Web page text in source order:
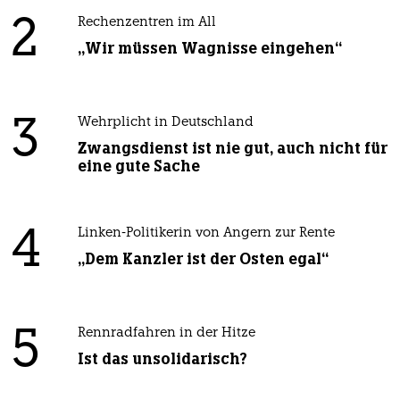
2 Rechenzentren im All
„Wir müssen Wagnisse eingehen“
3 Wehrplicht in Deutschland
Zwangsdienst ist nie gut, auch nicht für
eine gute Sache
4 Linken-Politikerin von Angern zur Rente
„Dem Kanzler ist der Osten egal“
5 Rennradfahren in der Hitze
Ist das unsolidarisch?